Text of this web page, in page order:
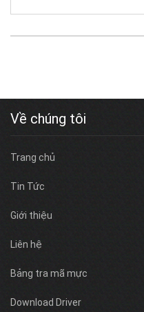
Về chúng tôi
Trang chủ
Tin Tức
Giới thiệu
Liên hệ
Bảng tra mã mực
Download Driver